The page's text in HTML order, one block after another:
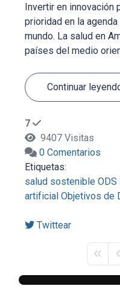
Invertir en innovación
prioridad en la
mundo. La salud en
países del medio
Continuar
7
9407 Visitas
0 Comentarios
Etiquetas:
salud sostenible ODS
artificial Objetivos de
Twittear
First